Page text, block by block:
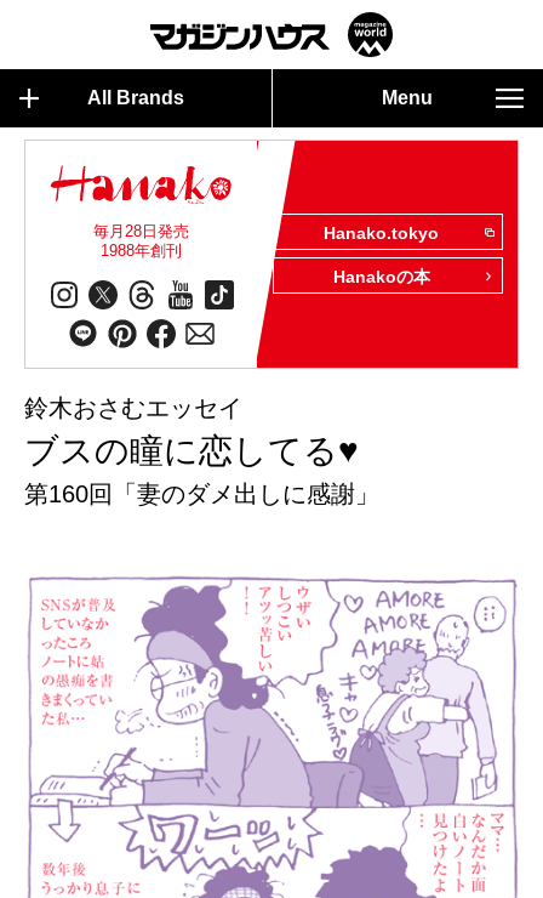
All Brands Menu
毎月28日発売
1988年創刊
Hanako.tokyo
Hanakoの本
鈴木おさむエッセイ
ブスの瞳に恋してる♥
第160回「妻のダメ出しに感謝」